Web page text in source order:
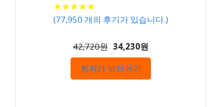
★★★★★
★★★★★
(77,950 개의 후기가 있습니다.)
42,720원 34,230원
최저가 보러가기